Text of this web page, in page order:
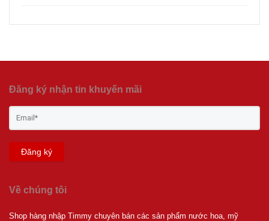
Đăng ký nhận tin khuyến mãi
Đăng ký
Về chúng tôi
Shop hàng nhập Timmy chuyên bán các sản phẩm nước hoa, mỹ